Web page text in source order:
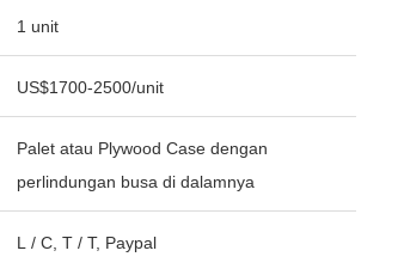
1 unit
US$1700-2500/unit
Palet atau Plywood Case dengan
perlindungan busa di dalamnya
L / C, T / T, Paypal